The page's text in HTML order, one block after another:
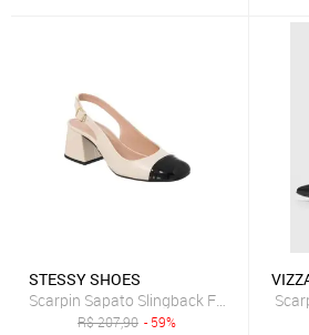
STESSY SHOES
Scarpin Sapato Slingback Feminino
R$207,90 - 59%